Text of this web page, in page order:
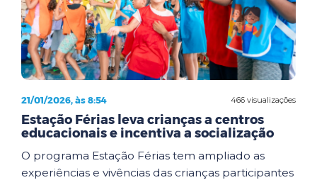
466 visualizações
21/01/2026, às 8:54
Estação Férias leva crianças a centros
educacionais e incentiva a socialização
O programa Estação Férias tem ampliado as
experiências e vivências das crianças participantes